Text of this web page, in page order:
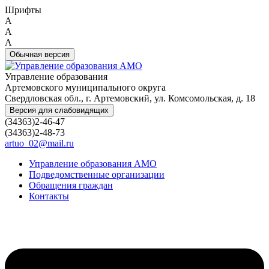
Шрифты
A
A
A
Обычная версия
Управление образования
Артемовского муниципального округа
Свердловская обл., г. Артемовский, ул. Комсомольская, д. 18
Версия для слабовидящих
(34363)2-46-47
(34363)2-48-73
artuo_02@mail.ru
Управление образования АМО
Подведомственные организации
Обращения граждан
Контакты